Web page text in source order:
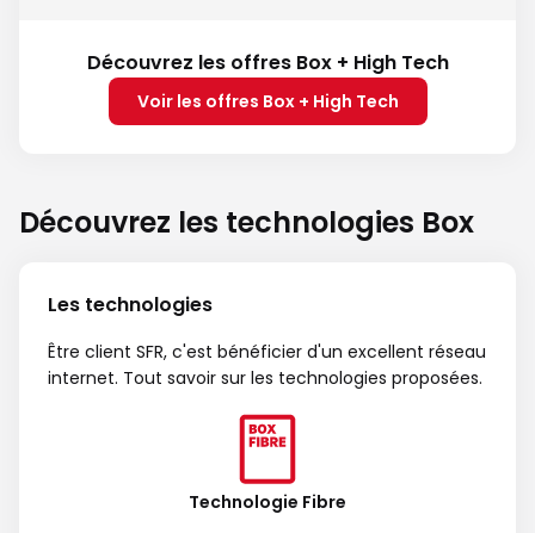
Découvrez les offres Box + High Tech
Voir les offres Box + High Tech
Découvrez les technologies Box
Les technologies
Être client SFR, c'est bénéficier d'un excellent réseau
internet. Tout savoir sur les technologies proposées.
Technologie Fibre